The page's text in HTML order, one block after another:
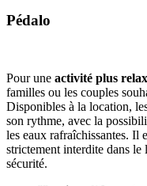
Pédalo
Pour une activité plus
familles ou les couples
Disponibles à la location,
son rythme, avec la
les eaux rafraîchissantes. Il
strictement interdite dans le
sécurité.